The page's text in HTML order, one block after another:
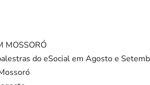
MOSSORÓ
do eSocial em Agosto e